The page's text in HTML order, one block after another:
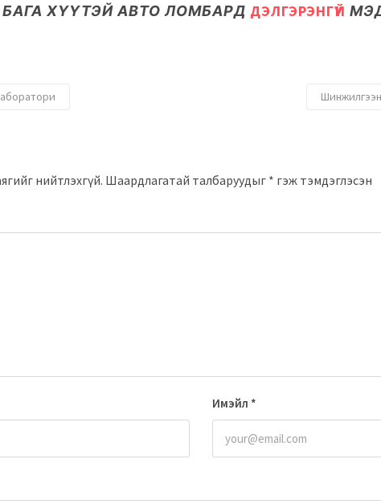
ХҮҮТЭЙ АВТО ЛОМБАРД ДЭЛГЭРЭНГҮЙ
нийтлэхгүй. Шаардлагатай талбаруудыг * гэж тэмдэглэсэн
Имэйл *